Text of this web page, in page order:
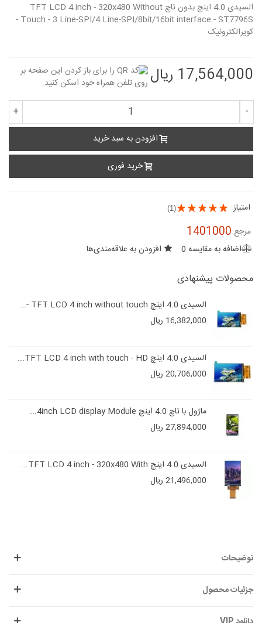
السیدی 4.0 اینچ بدون تاچ TFT LCD 4 inch - 320x480 Without
Touch - 3 Line-SPI/4 Line-SPI/8bit/16bit interface - ST7796S -
کویرالکترونیک
17,564,000 ریال
-
+
افزودن به سبد خرید
خرید فوری
امتیاز: (1)
مرجع:1401000
اضافه به مقایسه 0 افزودن به علاقه‌مندی‌ها
محصولات پیشنهادی
السیدی 4.0 اینچ TFT LCD 4 inch without touch -...
16,382,000 ریال
السیدی 4.0 اینچ TFT LCD 4 inch with touch - HD...
20,706,000 ریال
ماژول با تاچ 4.0 اینچ 4inch LCD display Module...
27,894,000 ریال
السیدی 4.0 اینچ TFT LCD 4 inch - 320x480 With...
21,496,000 ریال
توضیحات
جزئیات محصول